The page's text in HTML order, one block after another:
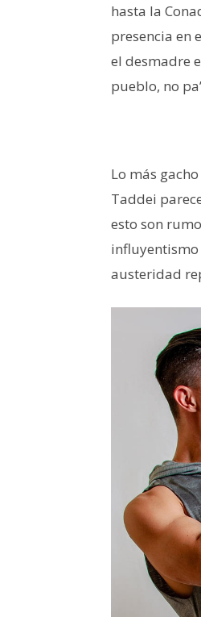
hasta la
presencia en
el desmadre
pueblo, no
Lo más
Taddei
esto son
influyentismo
austeridad